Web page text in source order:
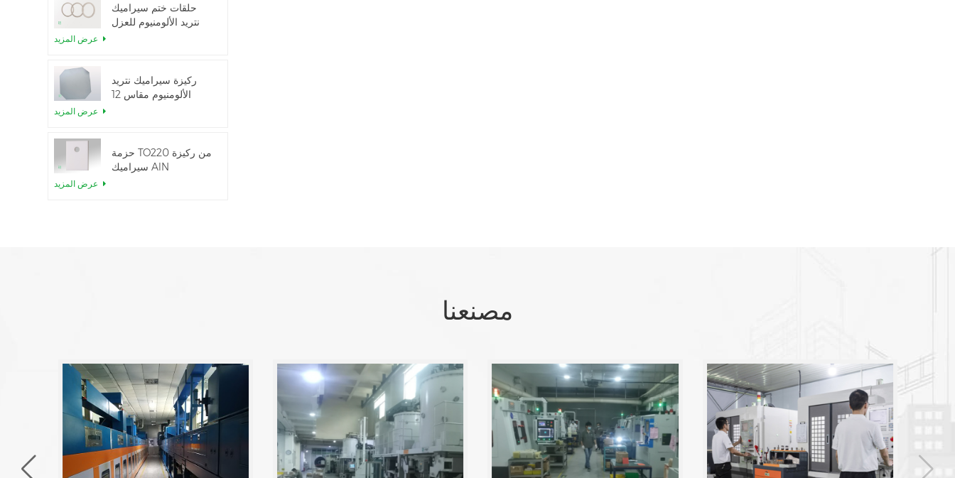
حلقات ختم سيراميك
نتريد الألومنيوم للعزل
ركيزة سيراميك نتريد
الألومنيوم مقاس 12
حزمة TO220 من ركيزة
سيراميك AlN
مصنعنا